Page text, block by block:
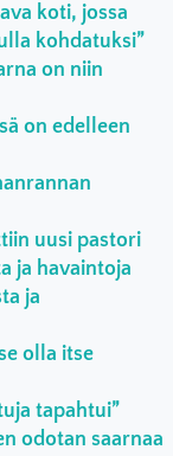
koti, jossa
kohdatuksi”
on niin
on edelleen
uusi pastori
ja havaintoja
ja
olla itse
tapahtui”
odotan saarnaa